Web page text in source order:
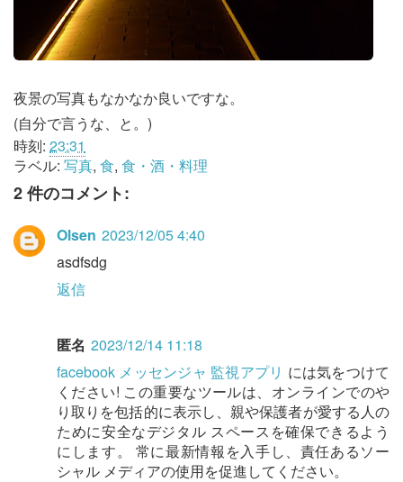
夜景の写真もなかなか良いですな。
(自分で言うな、と。)
時刻: 23:31
ラベル: 写真, 食, 食・酒・料理
2 件のコメント:
Olsen 2023/12/05 4:40
asdfsdg
返信
匿名 2023/12/14 11:18
facebook メッセンジャ 監視アプリ には気をつけて
ください! この重要なツールは、オンラインでのや
り取りを包括的に表示し、親や保護者が愛する人の
ために安全なデジタル スペースを確保できるよう
にします。 常に最新情報を入手し、責任あるソー
シャル メディアの使用を促進してください。